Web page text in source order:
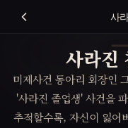
사
사라진
미제사건 동아리 회장인
'사라진 졸업생' 사건을
추적할수록, 자신이 잃어